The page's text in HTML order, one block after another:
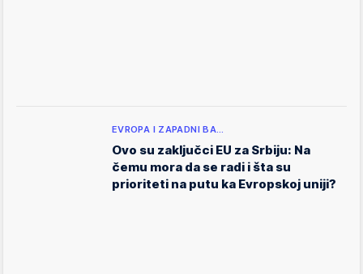
EVROPA I ZAPADNI BA…
Ovo su zaključci EU za Srbiju: Na
čemu mora da se radi i šta su
prioriteti na putu ka Evropskoj uniji?